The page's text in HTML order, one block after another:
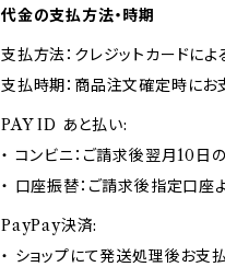
代金の支払方法・時期
支払方法：クレジットカードに
支払時期：商品注文確定時にお
PAY ID あと払い:
・ コンビニ：ご請求後翌月10日
・ 口座振替：ご請求後指定口座
PayPay決済:
・ ショップにて発送処理後お支